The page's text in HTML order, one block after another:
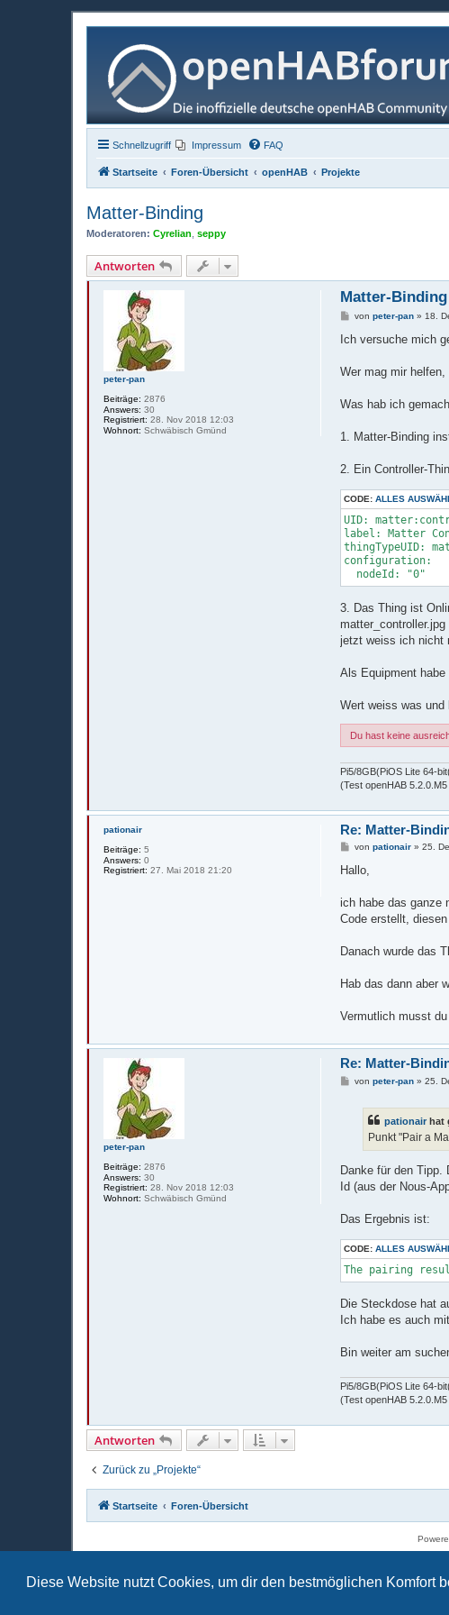
Diese Website nutzt Cookies, um dir den bestmöglichen Komfort
Schnellzugriff Impressum FAQ
Startseite Foren-Übersicht openHAB Projekte
Matter-Binding
Moderatoren: Cyrelian seppy
Antworten
peter-pan
Beiträge: 2876
Answers: 30
Registriert: 28. Nov 2018 12:03
Wohnort: Schwäbisch Gmünd
Matter-Binding
B
i
a
vonpeter-pan » 18.
Ich versuche mich
Wer mag mir
Was hab ich
1. Matter-Binding
2. Ein Controller-
CODE:ALLES
UID:
label: Matter
thingTypeUID:
configuration:
3. Das Thing ist
matter_controller.jpg
jetzt weiss ich nicht
Als Equipment
Wert weiss was
Du hast keine
Pi5/8GB(PiOS Lite 64-
(Test openHAB
pationair
Beiträge: 5
Answers: 0
Registriert: 27. Mai 2018 21:20
Re: Matter-
B
i
a
vonpationair »25.
Hallo,
ich habe das ganze
Code erstellt,
Danach wurde das
Hab das dann aber
Vermutlich musst
peter-pan
Beiträge: 2876
Answers: 30
Registriert: 28. Nov 2018 12:03
Wohnort: Schwäbisch Gmünd
Re: Matter-
Bvonpeter-pan »25.
pationair hat
Punkt "Pair a
Danke für den Tipp.
Id (aus der Nous-
Das Ergebnis ist:
CODE:ALLES
Die Steckdose hat
Ich habe es auch
Bin weiter am
Pi5/8GB(PiOS Lite 64-
(Test openHAB
Antworten
Zurück zu „Projekte“
Startseite Foren-Übersicht